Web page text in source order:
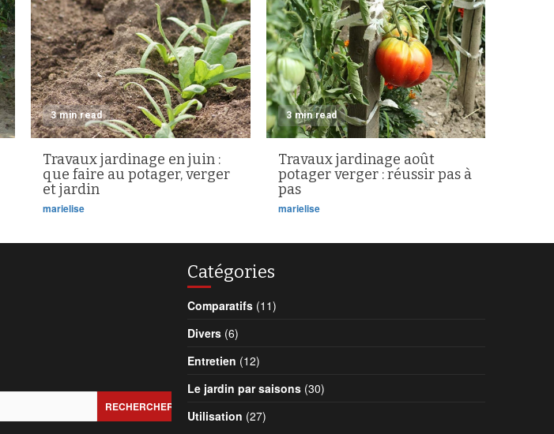
3 min read
Travaux jardinage en juin :
que faire au potager, verger
et jardin
marielise
3 min read
Travaux jardinage août
potager verger : réussir pas à
pas
marielise
Catégories
Comparatifs (11)
Divers (6)
Entretien (12)
Le jardin par saisons (30)
Utilisation (27)